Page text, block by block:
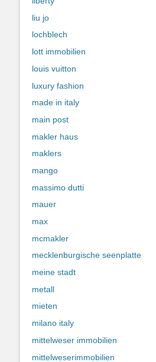
liu jo
lochblech
lott immobilien
louis vuitton
luxury fashion
made in italy
main post
makler haus
maklers
mango
massimo dutti
mauer
max
mcmakler
mecklenburgische seenplatte
meine stadt
metall
mieten
milano italy
mittelweser immobilien
mittelweserimmobilien